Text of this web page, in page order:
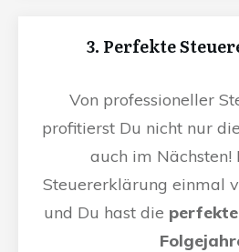
3. Perfekte
Von professioneller
profitierst Du nicht nur
auch im Nächsten!
Steuererklärung einmal
und Du hast die